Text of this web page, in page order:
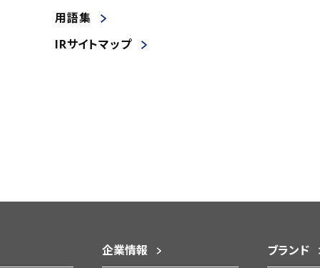
用語集
IRサイトマップ
企業情報 ブランド